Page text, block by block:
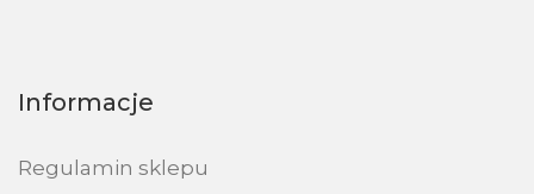
Informacje
Regulamin sklepu